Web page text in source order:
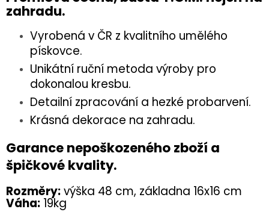
zahradu.
Vyrobená v ČR z kvalitního umělého
pískovce.
Unikátní ruční metoda výroby pro
dokonalou kresbu.
Detailní zpracování a hezké probarvení.
Krásná dekorace na zahradu.
Garance nepoškozeného zboží a
špičkové kvality.
Rozměry:výška 48 cm, základna 16x16 cm
Váha: 19kg